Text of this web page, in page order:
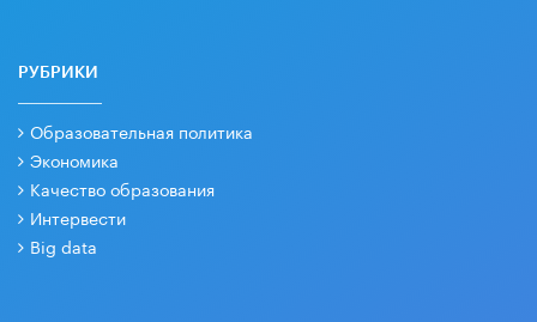
РУБРИКИ
Образовательная политика
Экономика
Качество образования
Интервести
Big data